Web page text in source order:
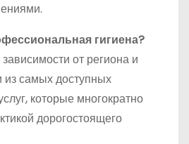
гигиена?
от региона и
из самых доступных
которые многократно
дорогостоящего